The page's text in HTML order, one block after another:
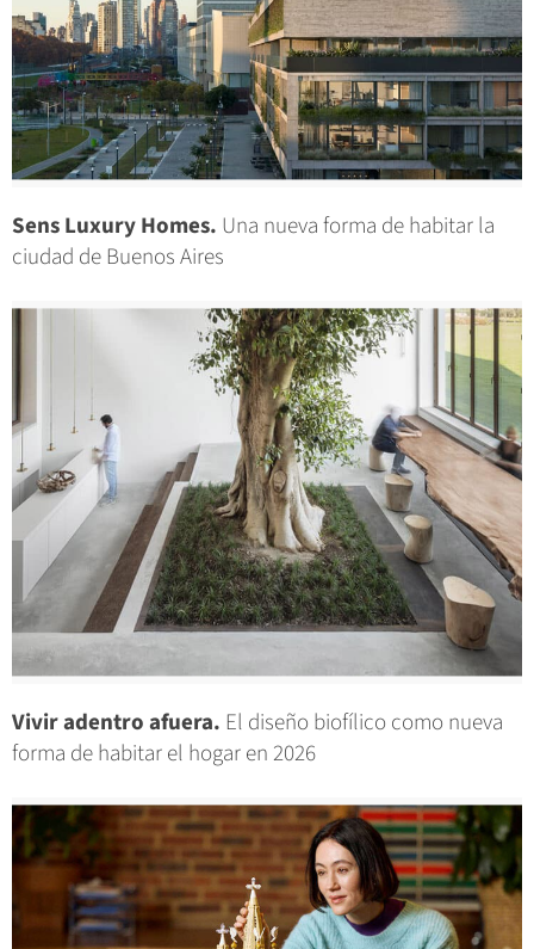
Sens Luxury Homes. Una nueva forma de habitar la
ciudad de Buenos Aires
Vivir adentro afuera. El diseño biofílico como nueva
forma de habitar el hogar en 2026